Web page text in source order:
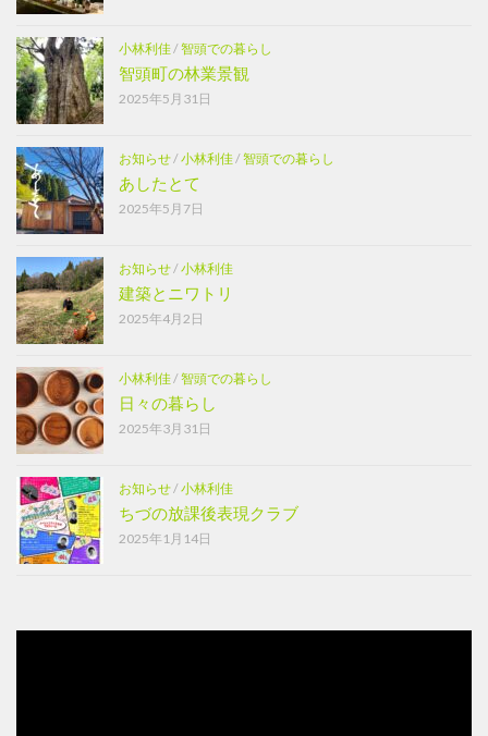
小林利佳/智頭での暮らし
智頭町の林業景観
2025年5月31日
お知らせ/小林利佳/智頭での暮らし
あしたとて
2025年5月7日
お知らせ/小林利佳
建築とニワトリ
2025年4月2日
小林利佳/智頭での暮らし
日々の暮らし
2025年3月31日
お知らせ/小林利佳
ちづの放課後表現クラブ
2025年1月14日